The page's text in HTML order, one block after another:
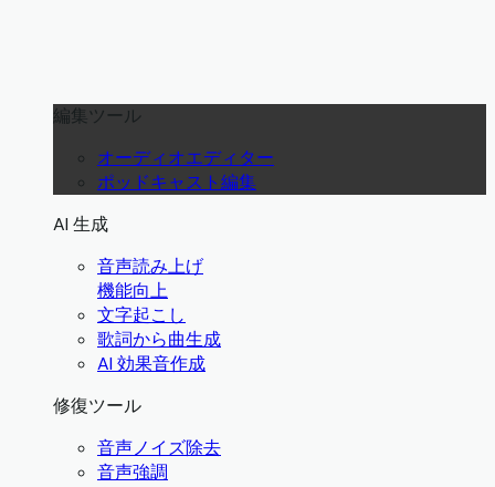
編集ツール
オーディオエディター
ポッドキャスト編集
AI 生成
音声読み上げ
機能向上
文字起こし
歌詞から曲生成
AI 効果音作成
修復ツール
音声ノイズ除去
音声強調